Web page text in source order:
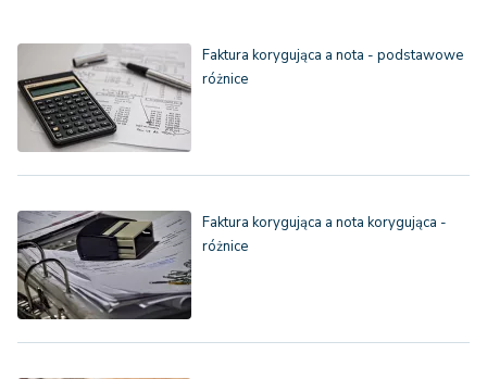
Faktura korygująca a nota - podstawowe
różnice
Faktura korygująca a nota korygująca -
różnice